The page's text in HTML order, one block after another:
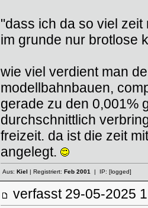
"dass ich da so viel
im grunde nur brotlose
wie viel verdient man
modellbahnbauen,
gerade zu den 0,001%
durchschnittlich
freizeit. da ist die zeit
angelegt.
Aus: Kiel | Registriert: Feb 2001| IP: [logged]
verfasst 29-05-